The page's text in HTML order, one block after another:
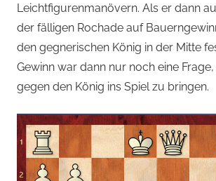
Leichtfigurenmanövern. Als er dann
der fälligen Rochade auf
den gegnerischen König in der Mitte
Gewinn war dann nur noch eine
gegen den König ins Spiel zu bringen.